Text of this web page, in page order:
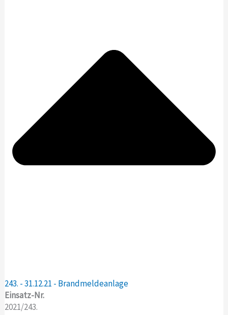
243. - 31.12.21 - Brandmeldeanlage
Einsatz-Nr.
2021/243.